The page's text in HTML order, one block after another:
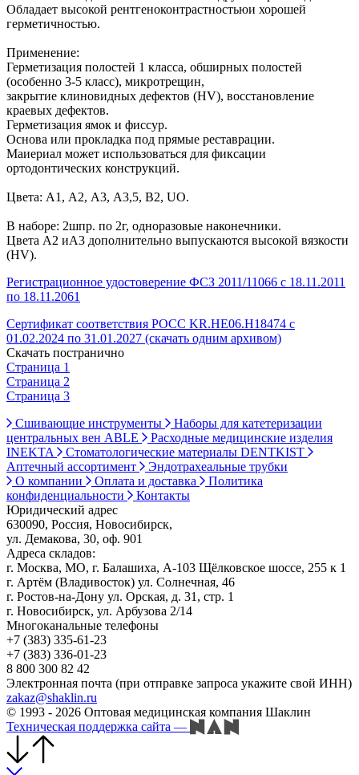
Обладает высокой рентгеноконтрастностьюи хорошей
герметичностью.
Применение:
Герметизация полостей 1 класса, обширных полостей
(особенно 3-5 класс), микротрещин,
закрытие клиновидных дефектов (HV), восстановление
краевых дефектов.
Герметизация ямок и фиссур.
Основа или прокладка под прямые реставрации.
Маиериал может использоваться для фиксации
ортодонтических конструкций.
Цвета: А1, А2, А3, А3,5, В2, UO.
В наборе: 2шпр. по 2г, одноразовые наконечники.
Цвета А2 иА3 дополнительно выпускаются высокой вязкости
(HV).
Регистрационное удостоверение ФСЗ 2011/11066 с 18.11.2011
по 18.11.2061
Сертификат соответствия РОСС KR.HE06.Н18474 с
01.02.2024 по 31.01.2027 (скачать одним архивом)
Скачать постранично
Страница 1
Страница 2
Страница 3
Сшивающие инструменты
Наборы для катетеризации
центральных вен ABLE
Расходные медицинские изделия
INEKTA
Стоматологические материалы DENTKIST
Аптечный ассортимент
Эндотрахеальные трубки
О компании
Оплата и доставка
Политика
конфиденциальности
Контакты
Юридический адрес
630090, Россия, Новосибирск,
ул. Демакова, 30, оф. 901
Адреса складов:
г. Москва, МО, г. Балашиха, А-103 Щёлковское шоссе, 255 к 1
г. Артём (Владивосток) ул. Солнечная, 46
г. Ростов-на-Дону ул. Орская, д. 31, стр. 1
г. Новосибирск, ул. Арбузова 2/14
Многоканальные телефоны
+7 (383) 335-61-23
+7 (383) 336-01-23
8 800 300 82 42
Электронная почта (при отправке запроса укажите свой ИНН)
zakaz@shaklin.ru
© 1993 - 2026 Оптовая медицинская компания Шаклин
Техническая поддержка сайта —